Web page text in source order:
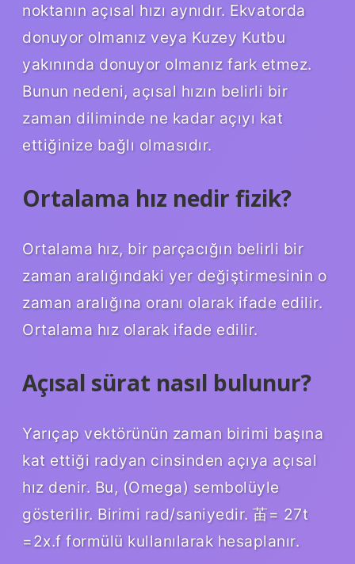
noktanın açısal hızı aynıdır. Ekvatorda
donuyor olmanız veya Kuzey Kutbu
yakınında donuyor olmanız fark etmez.
Bunun nedeni, açısal hızın belirli bir
zaman diliminde ne kadar açıyı kat
ettiğinize bağlı olmasıdır.
Ortalama hız nedir fizik?
Ortalama hız, bir parçacığın belirli bir
zaman aralığındaki yer değiştirmesinin o
zaman aralığına oranı olarak ifade edilir.
Ortalama hız olarak ifade edilir.
Açısal sürat nasıl bulunur?
Yarıçap vektörünün zaman birimi başına
kat ettiği radyan cinsinden açıya açısal
hız denir. Bu, (Omega) sembolüyle
gösterilir. Birimi rad/saniyedir. 苖= 27t
=2x.f formülü kullanılarak hesaplanır.